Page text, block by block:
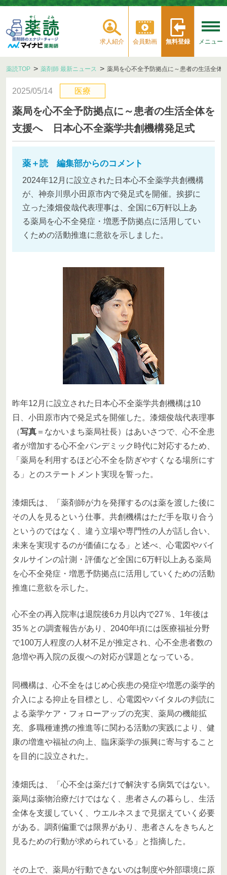
求人紹介 会員動画 無料登録 メニュー
薬読TOP 薬剤師 最新ニュース 薬局を心不全予防拠点に～患者の生活全
2025/05/14 医療
薬局を心不全予防拠点に～患者の生活全体を
支援へ 日本心不全薬学共創機構発足式
薬＋読 編集部からのコメント
2024年12月に設立された日本心不全薬学共創機構
が、神奈川県小田原市内で発足式を開催。挨拶に
立った漆畑俊哉代表理事は、全国に6万軒以上あ
る薬局を心不全発症・増悪予防拠点に活用してい
くための活動推進に意欲を示しました。
昨年12月に設立された日本心不全薬学共創機構は10
日、小田原市内で発足式を開催した。漆畑俊哉代表理事
（写真 ＝なかいまち薬局社長）はあいさつで、心不全患
者が増加する心不全パンデミック時代に対応するため、
「薬局を利用するほど心不全を防ぎやすくなる場所にす
る」とのステートメント実現を誓った。
漆畑氏は、「薬剤師が力を発揮するのは薬を渡した後に
その人を見るという仕事。共創機構はただ手を取り合う
というのではなく、違う立場や専門性の人が話し合い、
未来を実現するのが価値になる」と述べ、心電図やバイ
タルサインの計測・評価など全国に6万軒以上ある薬局
を心不全発症・増悪予防拠点に活用していくための活動
推進に意欲を示した。
心不全の再入院率は退院後6カ月以内で27％、1年後は
35％との調査報告があり、2040年頃には医療福祉分野
で100万人程度の人材不足が推定され、心不全患者数の
急増や再入院の反復への対応が課題となっている。
同機構は、心不全をはじめ心疾患の発症や増悪の薬学的
介入による抑止を目標とし、心電図やバイタルの判読に
よる薬学ケア・フォローアップの充実、薬局の機能拡
充、多職種連携の推進等に関わる活動の実践により、健
康の増進や福祉の向上、臨床薬学の振興に寄与すること
を目的に設立された。
漆畑氏は、「心不全は薬だけで解決する病気ではない。
薬局は薬物治療だけではなく、患者さんの暮らし、生活
全体を支援していく、ウエルネスまで見据えていく必要
がある。調剤偏重では限界があり、患者さんをきちんと
見るための行動が求められている」と指摘した。
その上で、薬局が行動できないのは制度や外部環境に原